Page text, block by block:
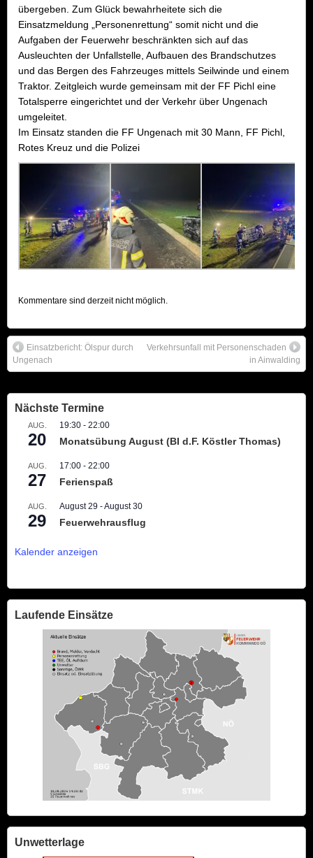
übergeben. Zum Glück bewahrheitete sich die
Einsatzmeldung „Personenrettung“ somit nicht und die
Aufgaben der Feuerwehr beschränkten sich auf das
Ausleuchten der Unfallstelle, Aufbauen des Brandschutzes
und das Bergen des Fahrzeuges mittels Seilwinde und einem
Traktor. Zeitgleich wurde gemeinsam mit der FF Pichl eine
Totalsperre eingerichtet und der Verkehr über Ungenach
umgeleitet.
Im Einsatz standen die FF Ungenach mit 30 Mann, FF Pichl,
Rotes Kreuz und die Polizei
Kommentare sind derzeit nicht möglich.
Einsatzbericht: Ölspur durch
Ungenach
Verkehrsunfall mit Personenschaden
in Ainwalding
Nächste Termine
AUG.
20
19:30 - 22:00
Monatsübung August (BI d.F. Köstler Thomas)
AUG.
27
17:00 - 22:00
Ferienspaß
AUG.
29
August 29 -August 30
Feuerwehrausflug
Kalender anzeigen
Laufende Einsätze
Unwetterlage